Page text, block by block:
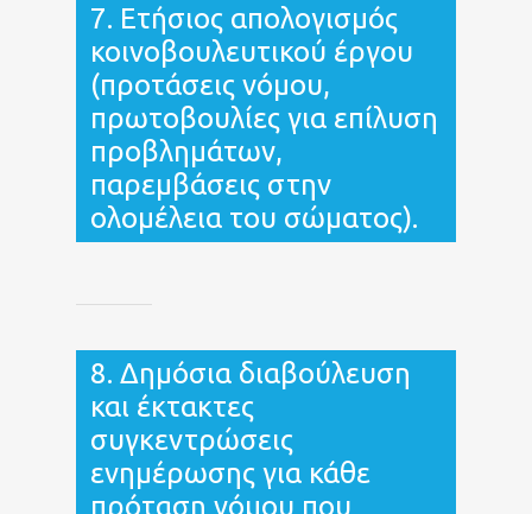
7. Ετήσιος απολογισμός
κοινοβουλευτικού έργου
(προτάσεις νόμου,
πρωτοβουλίες για επίλυση
προβλημάτων,
παρεμβάσεις στην
ολομέλεια του σώματος).
8. Δημόσια διαβούλευση
και έκτακτες
συγκεντρώσεις
ενημέρωσης για κάθε
πρόταση νόμου που